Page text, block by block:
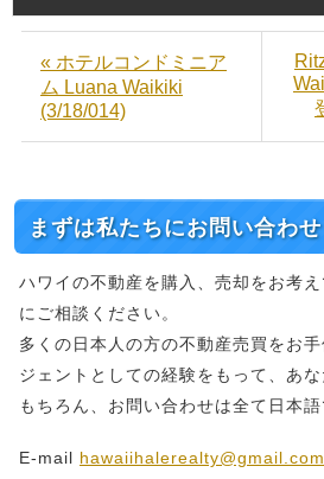
« ホテルコンドミニア
ム Luana Waikiki
(3/18/014)
まずは私たちにお問い合わせ
ハワイの不動産を購入、売却をお考
にご相談ください。
多くの日本人の方の不動産売買をお
ジェントとしての経験をもって、あな
もちろん、お問い合わせは全て日本語
E-mail hawaiihalerealty@gmail.com